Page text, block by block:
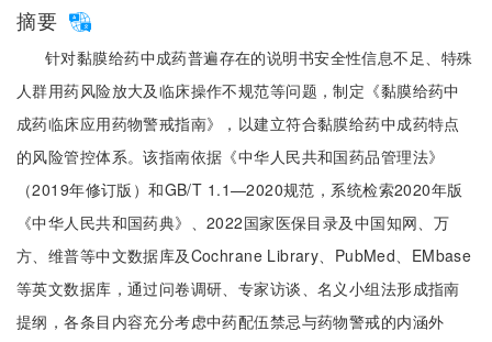
摘要
针对黏膜给药中成药普遍存在的说明书安全性信息不足、特殊
人群用药风险放大及临床操作不规范等问题，制定《黏膜给药中
成药临床应用药物警戒指南》，以建立符合黏膜给药中成药特点
的风险管控体系。该指南依据《中华人民共和国药品管理法》
（2019年修订版）和GB/T 1.1—2020规范，系统检索2020年版
《中华人民共和国药典》、2022国家医保目录及中国知网、万
方、维普等中文数据库及Cochrane Library、PubMed、EMbase
等英文数据库，通过问卷调研、专家访谈、名义小组法形成指南
提纲，各条目内容充分考虑中药配伍禁忌与药物警戒的内涵外